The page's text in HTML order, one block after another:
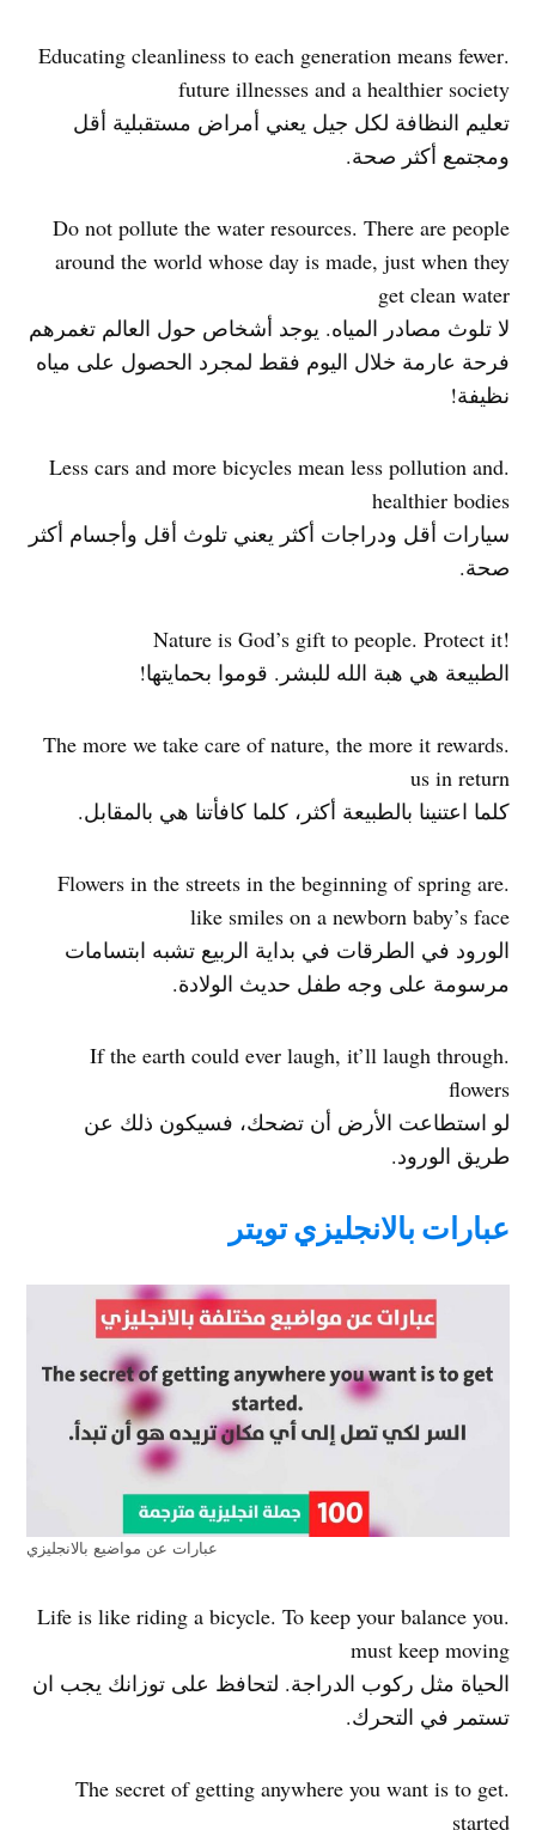
.Educating cleanliness to each generation means fewer
future illnesses and a healthier society
تعليم النظافة لكل جيل يعني أمراض مستقبلية أقل
ومجتمع أكثر صحة.
Do not pollute the water resources. There are people
around the world whose day is made, just when they
get clean water
لا تلوث مصادر المياه. يوجد أشخاص حول العالم تغمرهم
فرحة عارمة خلال اليوم فقط لمجرد الحصول على مياه
نظيفة!
.Less cars and more bicycles mean less pollution and
healthier bodies
سيارات أقل ودراجات أكثر يعني تلوث أقل وأجسام أكثر
صحة.
!Nature is God’s gift to people. Protect it
الطبيعة هي هبة الله للبشر. قوموا بحمايتها!
.The more we take care of nature, the more it rewards
us in return
كلما اعتنينا بالطبيعة أكثر، كلما كافأتنا هي بالمقابل.
.Flowers in the streets in the beginning of spring are
like smiles on a newborn baby’s face
الورود في الطرقات في بداية الربيع تشبه ابتسامات
مرسومة على وجه طفل حديث الولادة.
.If the earth could ever laugh, it’ll laugh through
flowers
لو استطاعت الأرض أن تضحك، فسيكون ذلك عن
طريق الورود.
عبارات بالانجليزي تويتر
عبارات عن مواضيع بالانجليزي
.Life is like riding a bicycle. To keep your balance you
must keep moving
الحياة مثل ركوب الدراجة. لتحافظ على توزانك يجب ان
تستمر في التحرك.
.The secret of getting anywhere you want is to get
started